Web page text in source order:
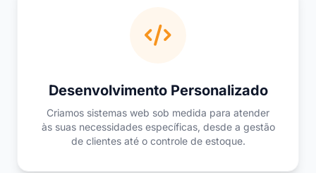
Desenvolvimento Personalizado
Criamos sistemas web sob medida para atender
às suas necessidades específicas, desde a gestão
de clientes até o controle de estoque.